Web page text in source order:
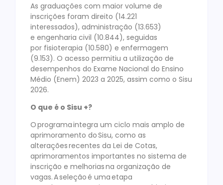
As graduações com maior volume de
inscrições foram direito (14.221
interessados), administração (13.653)
e engenharia civil (10.844), seguidas
por fisioterapia (10.580) e enfermagem
(9.153). O acesso permitiu a utilização de
desempenhos do Exame Nacional do Ensino
Médio (Enem) 2023 a 2025, assim como o Sisu
2026.
O que é o Sisu +?
O programa integra um ciclo mais amplo de
aprimoramento do Sisu, como as
alterações recentes da Lei de Cotas,
aprimoramentos importantes no sistema de
inscrição e melhorias na organização de
vagas. A seleção é uma etapa